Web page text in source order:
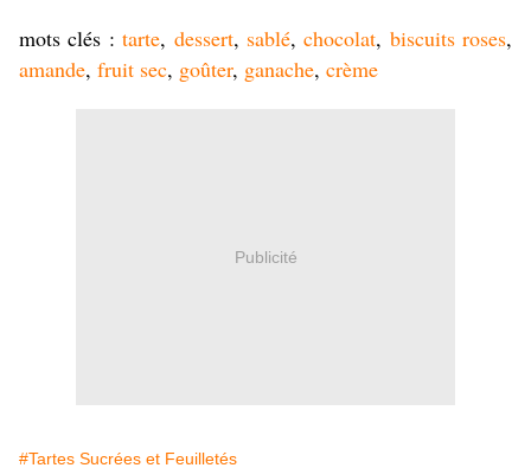
mots clés :tarte, dessert, sablé,chocolat, biscuits roses,
amande, fruit sec, goûter, ganache, crème
Publicité
#Tartes Sucrées et Feuilletés